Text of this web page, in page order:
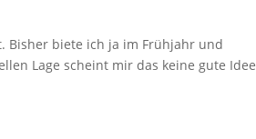
Bisher biete ich ja im Frühjahr und
Lage scheint mir das keine gute Idee